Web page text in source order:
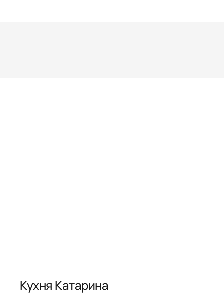
Кухня Катарина